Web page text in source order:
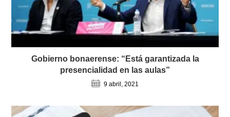
Gobierno bonaerense: “Está garantizada la
presencialidad en las aulas”
9 abril, 2021